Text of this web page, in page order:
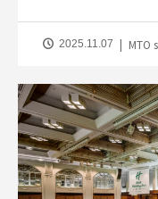
2025.11.07 MTO